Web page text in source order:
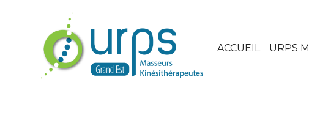
ACCUEIL URPS